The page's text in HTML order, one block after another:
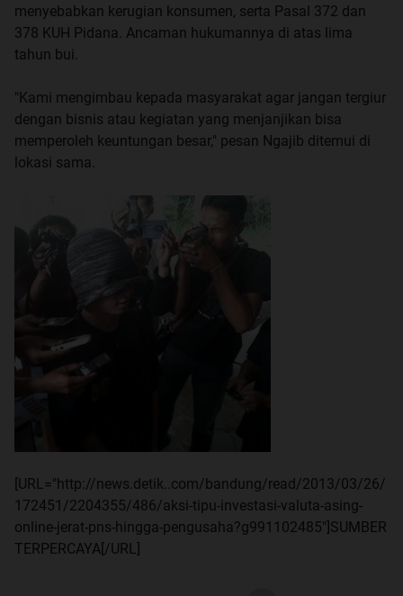
menyebabkan kerugian konsumen, serta Pasal 372 dan
378 KUH Pidana. Ancaman hukumannya di atas lima
tahun bui.
"Kami mengimbau kepada masyarakat agar jangan tergiur
dengan bisnis atau kegiatan yang menjanjikan bisa
memperoleh keuntungan besar," pesan Ngajib ditemui di
lokasi sama.
[URL="http://news.detik..com/bandung/read/2013/03/26/
172451/2204355/486/aksi-tipu-investasi-valuta-asing-
online-jerat-pns-hingga-pengusaha?g991102485"]SUMBER
TERPERCAYA[/URL]